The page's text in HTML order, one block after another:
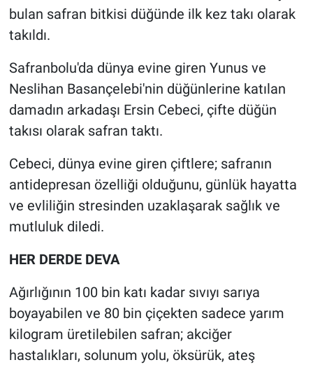
bulan safran bitkisi düğünde ilk kez takı olarak
takıldı.
Safranbolu'da dünya evine giren Yunus ve
Neslihan Basançelebi'nin düğünlerine katılan
damadın arkadaşı Ersin Cebeci, çifte düğün
takısı olarak safran taktı.
Cebeci, dünya evine giren çiftlere; safranın
antidepresan özelliği olduğunu, günlük hayatta
ve evliliğin stresinden uzaklaşarak sağlık ve
mutluluk diledi.
HER DERDE DEVA
Ağırlığının 100 bin katı kadar sıvıyı sarıya
boyayabilen ve 80 bin çiçekten sadece yarım
kilogram üretilebilen safran; akciğer
hastalıkları, solunum yolu, öksürük, ateş